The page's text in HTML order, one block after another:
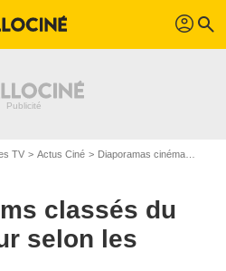
profil search
TV Actus Ciné Diaporamas cinéma
classés du
selon les